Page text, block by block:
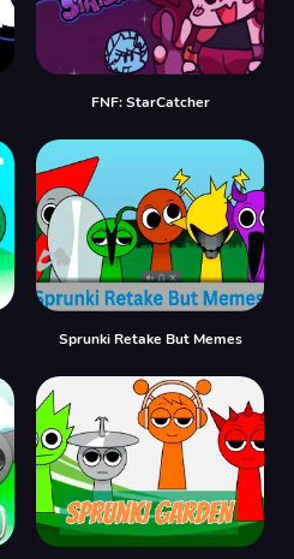
FNF: StarCatcher
Sprunki Retake But Memes